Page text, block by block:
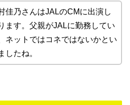
佳乃さんはJALのCMに出演し
ます。父親がJALに勤務してい
ネットではコネではないかとい
したね。